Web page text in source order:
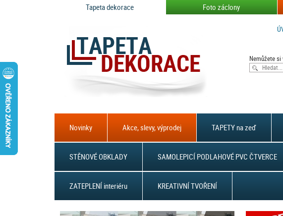
Tapeta dekorace Foto záclony
Nemůžete
Novinky Akce, slevy, výprodej TAPETY na zeď
STĚNOVÉ OBKLADY SAMOLEPICÍ PODLAHOVÉ PVC ČTVERCE
ZATEPLENÍ interiéru KREATIVNÍ TVOŘENÍ